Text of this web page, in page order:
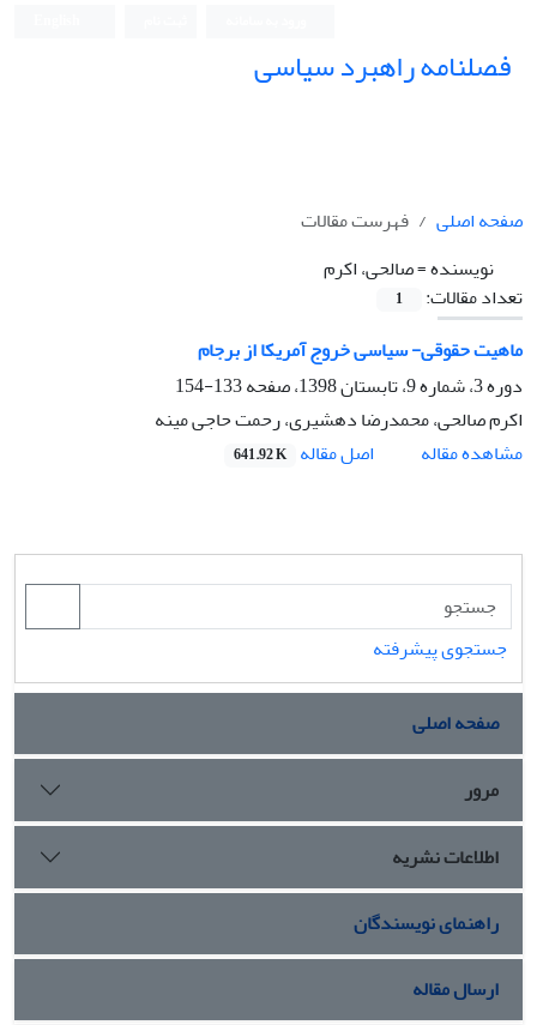
فصلنامه راهبرد سیاسی
صفحه اصلی
فهرست مقالات
نویسنده =صالحی، اکرم
تعداد مقالات:
1
ماهیت حقوقی- سیاسی خروج آمریکا از برجام
دوره 3، شماره 9، تابستان 1398، صفحه
133-154
اکرم صالحی، محمدرضا دهشیری، رحمت حاجی مینه
مشاهده مقاله
اصل مقاله 641.92 K
جستجوی پیشرفته
صفحه اصلی
مرور
اطلاعات نشریه
راهنمای نویسندگان
ارسال مقاله